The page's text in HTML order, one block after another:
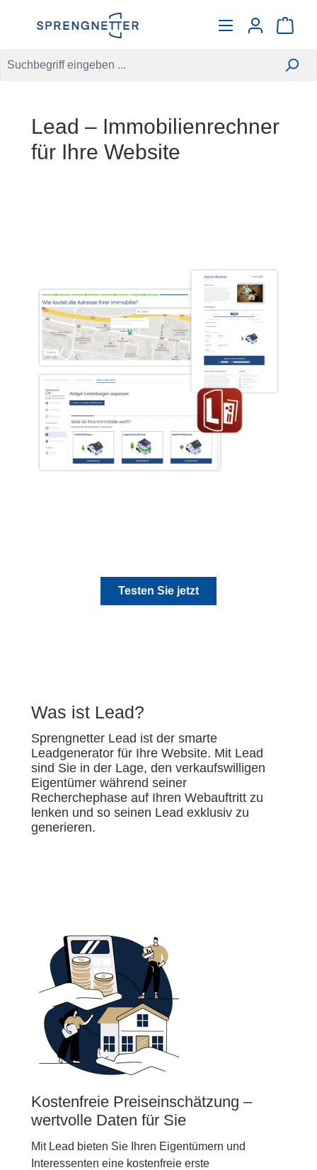
Lead – Immobilienrechner
für Ihre Website
Testen Sie jetzt
Was ist Lead?
Sprengnetter Lead ist der smarte
Leadgenerator für Ihre Website. Mit Lead
sind Sie in der Lage, den verkaufswilligen
Eigentümer während seiner
Recherchephase auf Ihren Webauftritt zu
lenken und so seinen Lead exklusiv zu
generieren.
Kostenfreie Preiseinschätzung –
wertvolle Daten für Sie
Mit Lead bieten Sie Ihren Eigentümern und
Interessenten eine kostenfreie erste